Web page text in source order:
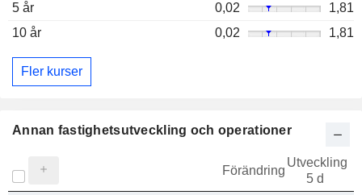
5 år
0,02
1,81
10 år
0,02 1,81
Fler kurser
Annan fastighetsutveckling och operationer
Förändring
Utveckling
5 d